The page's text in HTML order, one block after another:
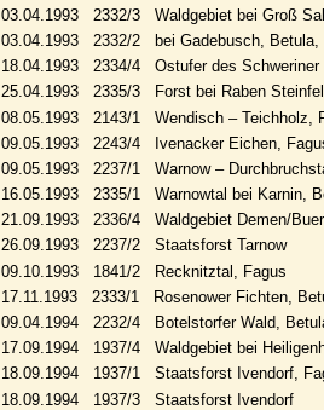
03.04.1993 2332/3 Waldgebiet bei Groß
03.04.1993 2332/2 bei Gadebusch, Betula,
18.04.1993 2334/4 Ostufer des Schweriner
25.04.1993 2335/3 Forst bei Raben
08.05.1993 2143/1 Wendisch – Teichholz,
09.05.1993 2243/4 Ivenacker Eichen,
09.05.1993 2237/1 Warnow –
16.05.1993 2335/1 Warnowtal bei Karnin,
21.09.1993 2336/4 Waldgebiet Demen/
26.09.1993 2237/2 Staatsforst Tarnow
09.10.1993 1841/2 Recknitztal, Fagus
17.11.1993 2333/1 Rosenower Fichten,
09.04.1994 2232/4 Botelstorfer Wald,
17.09.1994 1937/4 Waldgebiet bei
18.09.1994 1937/1 Staatsforst Ivendorf,
18.09.1994 1937/3 Staatsforst Ivendorf